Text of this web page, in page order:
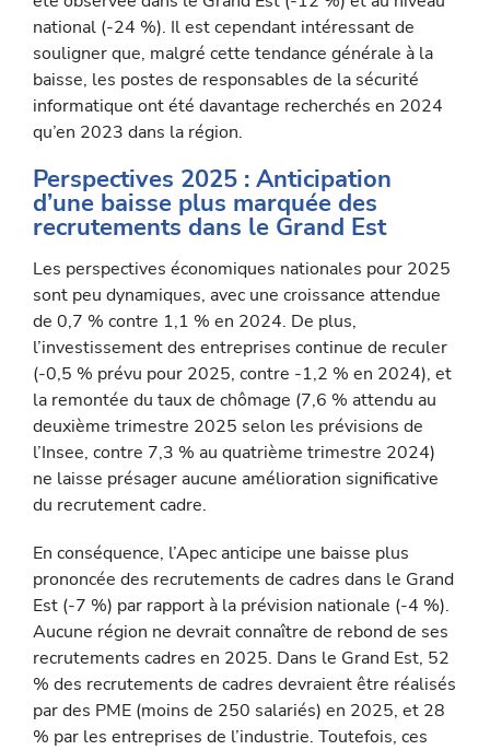
national (-24 %). Il est cependant intéressant de
souligner que, malgré cette tendance générale à la
baisse, les postes de responsables de la sécurité
informatique ont été davan­tage recherchés en 2024
qu’en 2023 dans la région.
Perspectives 2025 : Anticipation
d’une baisse plus marquée des
recrutements dans le Grand Est
Les perspectives économiques nationales pour 2025
sont peu dynamiques, avec une croissance attendue
de 0,7 % contre 1,1 % en 2024. De plus,
l’investissement des entreprises continue de reculer
(-0,5 % prévu pour 2025, contre -1,2 % en 2024), et
la re­montée du taux de chômage (7,6 % attendu au
deuxième trimestre 2025 selon les prévisions de
l’Insee, contre 7,3 % au quatrième trimestre 2024)
ne laisse présager aucune amélioration significative
du recrutement cadre.
En conséquence, l’Apec anticipe une baisse plus
prononcée des recrutements de cadres dans le Grand
Est (-7 %) par rapport à la prévision nationale (-4 %).
Aucune région ne devrait connaître de rebond de ses
recrutements cadres en 2025. Dans le Grand Est, 52
% des recrutements de cadres devraient être réalisés
par des PME (moins de 250 salariés) en 2025, et 28
% par les entreprises de l’industrie. Toutefois, ces